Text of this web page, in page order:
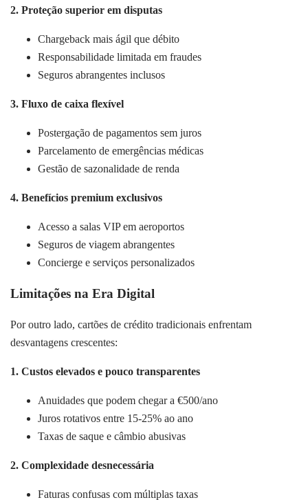
2. Proteção superior em disputas
Chargeback mais ágil que débito
Responsabilidade limitada em fraudes
Seguros abrangentes inclusos
3. Fluxo de caixa flexível
Postergação de pagamentos sem juros
Parcelamento de emergências médicas
Gestão de sazonalidade de renda
4. Benefícios premium exclusivos
Acesso a salas VIP em aeroportos
Seguros de viagem abrangentes
Concierge e serviços personalizados
Limitações na Era Digital
Por outro lado, cartões de crédito tradicionais enfrentam
desvantagens crescentes:
1. Custos elevados e pouco transparentes
Anuidades que podem chegar a €500/ano
Juros rotativos entre 15-25% ao ano
Taxas de saque e câmbio abusivas
2. Complexidade desnecessária
Faturas confusas com múltiplas taxas